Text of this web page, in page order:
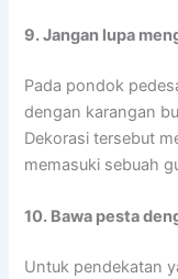
9. Jangan lupa
Pada pondok
dengan karangan
Dekorasi tersebut
memasuki sebuah
10. Bawa pesta
Untuk pendekatan